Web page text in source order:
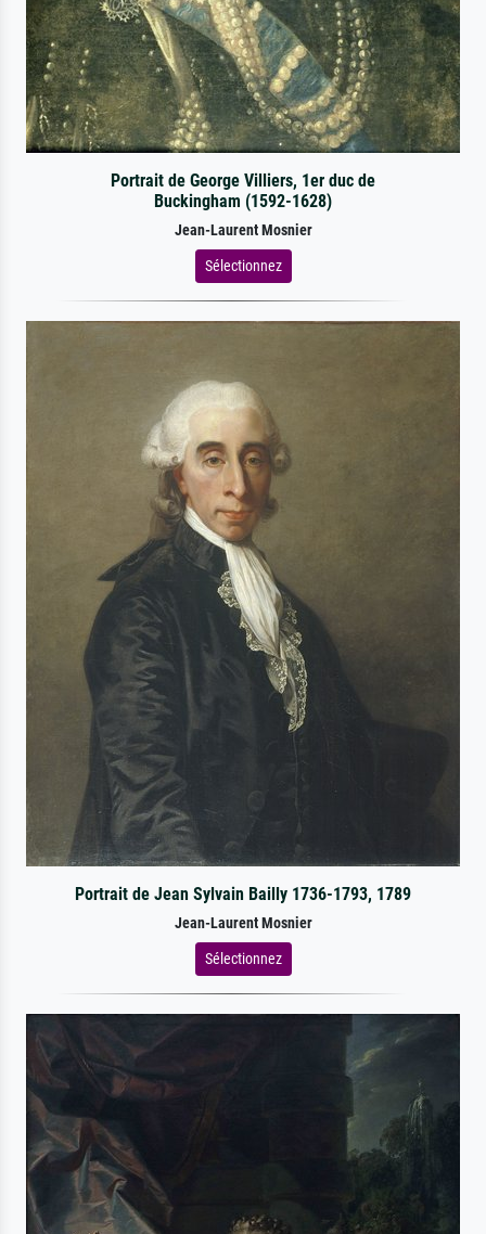
Portrait de George Villiers, 1er duc de
Buckingham (1592-1628)
Jean-Laurent Mosnier
Sélectionnez
Portrait de Jean Sylvain Bailly 1736-1793, 1789
Jean-Laurent Mosnier
Sélectionnez